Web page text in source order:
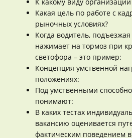
Какая цель по работе с
рыночных условиях?
Когда водитель, подъезжая
нажимает на тормоз при
светофора – это пример:
Концепция умственной
положениях:
Под умственными
понимают:
В каких тестах
вакансию оценивается
фактическим поведением